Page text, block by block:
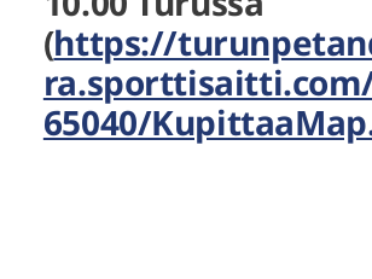
(https://
65040/